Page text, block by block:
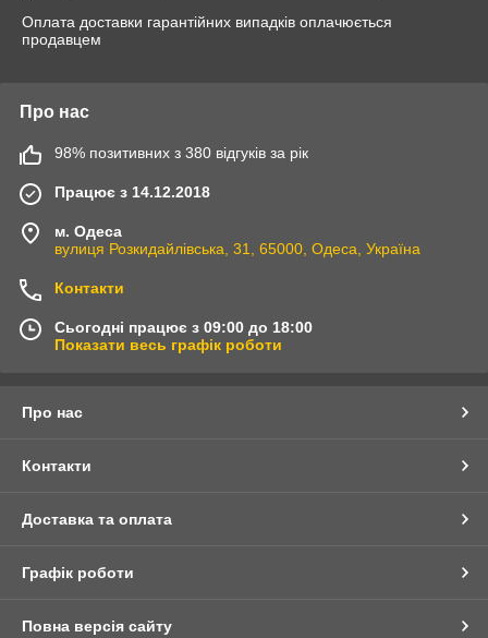
Оплата доставки гарантійних випадків оплачюється
продавцем
Про нас
98% позитивних з 380 відгуків за рік
Працює з 14.12.2018
м. Одеса
вулиця Розкидайлівська, 31, 65000, Одеса, Україна
Контакти
Сьогодні працює з 09:00 до 18:00
Показати весь графік роботи
Про нас
Контакти
Доставка та оплата
Графік роботи
Повна версія сайту